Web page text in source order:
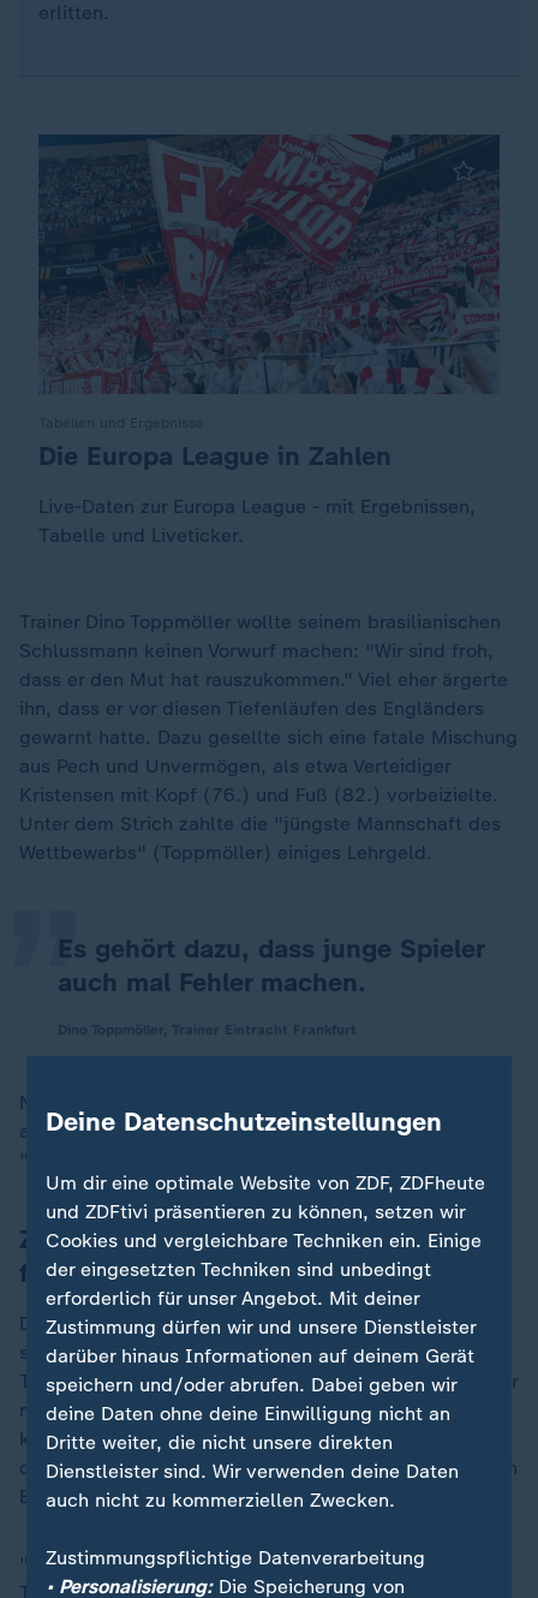
erlitten.
:Die Europa League in Zahlen
Live-Daten zur Europa League - mit Ergebnissen,
Tabelle und Liveticker.
Trainer Dino Toppmöller wollte seinem brasilianischen
Schlussmann keinen Vorwurf machen: "Wir sind froh,
dass er den Mut hat rauszukommen." Viel eher ärgerte
ihn, dass er vor diesen Tiefenläufen des Engländers
gewarnt hatte. Dazu gesellte sich eine fatale Mischung
aus Pech und Unvermögen, als etwa Verteidiger
Kristensen mit Kopf (76.) und Fuß (82.) vorbeizielte.
Unter dem Strich zahlte die "jüngste Mannschaft des
Wettbewerbs" (Toppmöller) einiges Lehrgeld.
Es gehört dazu, dass junge Spieler
auch mal Fehler machen.
„
Niederlagen seien "Teil des Erfolgs: Wir müssen das
als Chance für Wachstum begreifen." Sein Motto:
"Come back stronger".
Zweiter Stürmer neben Hugo Ekitike
fehlt
Doch Team und Trainer sollten in der Analyse den
selbstkritischen Ansatz nicht ausklammern. Dass
Toppmöller nicht früher auf zwei Spitzen umstellte, war
nämlich durchaus diskutabel. Alleinunterhalter Ekitike
kam kaum zur Geltung, weil gleich zwei, drei Akteure
der Spurs zur Stelle waren, sobald der Franzose an den
Ball kam.
"Tottenham hat ihn (Hugo Ekitike) gut verteidigt", gab
Toppmöller zu, der aber erst nach 76 (!) Minuten mit
Deine Datenschutzeinstellungen
Um dir eine optimale Website von ZDF, ZDFheute
und ZDFtivi präsentieren zu können, setzen wir
Cookies und vergleichbare Techniken ein. Einige
der eingesetzten Techniken sind unbedingt
erforderlich für unser Angebot. Mit deiner
Zustimmung dürfen wir und unsere Dienstleister
darüber hinaus Informationen auf deinem Gerät
speichern und/oder abrufen. Dabei geben wir
deine Daten ohne deine Einwilligung nicht an
Dritte weiter, die nicht unsere direkten
Dienstleister sind. Wir verwenden deine Daten
auch nicht zu kommerziellen Zwecken.
Zustimmungspflichtige Datenverarbeitung
• Personalisierung:Die Speicherung von